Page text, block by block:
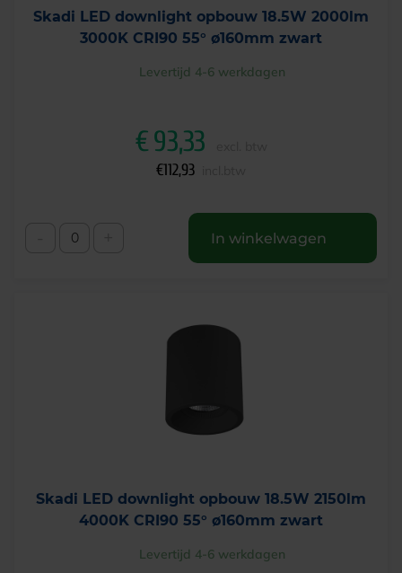
Skadi LED downlight opbouw 18.5W 2000lm
3000K CRI90 55° ø160mm zwart
Levertijd 4-6 werkdagen
€93,33
€112,93
In winkelwagen
Skadi LED downlight opbouw 18.5W 2150lm
4000K CRI90 55° ø160mm zwart
Levertijd 4-6 werkdagen